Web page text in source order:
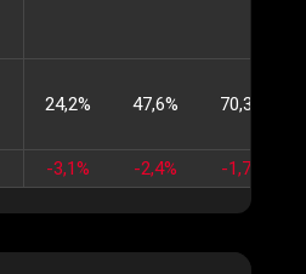
24,2% 47,6% 70,3%
-3,1% -2,4% -1,7%